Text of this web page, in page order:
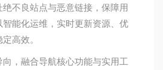
不良站点与恶意链接，保障用
智能化运维，实时更新资源、优
高效。
，融合导航核心功能与实用工